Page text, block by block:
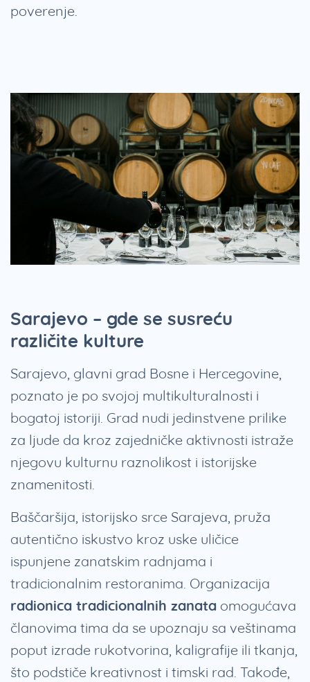
poverenje.
Sarajevo – gde se susreću
različite kulture
Sarajevo, glavni grad Bosne i Hercegovine,
poznato je po svojoj multikulturalnosti i
bogatoj istoriji. Grad nudi jedinstvene prilike
za ljude da kroz zajedničke aktivnosti istraže
njegovu kulturnu raznolikost i istorijske
znamenitosti.
Baščaršija, istorijsko srce Sarajeva, pruža
autentično iskustvo kroz uske uličice
ispunjene zanatskim radnjama i
tradicionalnim restoranima. Organizacija
radionica tradicionalnih zanata omogućava
članovima tima da se upoznaju sa veštinama
poput izrade rukotvorina, kaligrafije ili tkanja,
što podstiče kreativnost i timski rad. Takođe,